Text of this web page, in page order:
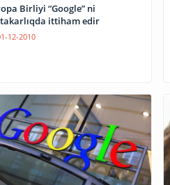
Birliyi “Google” ni
ittiham edir
12-2010